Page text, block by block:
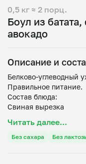
Боул из
авокадо
0,5 кг ≈ 2 порц.
Описание и
Белково-углеводный
Правильное питание.
Состав блюда:
Свиная вырезка
Авокадо
Шпинат
Читать далее...
Без сахара Без